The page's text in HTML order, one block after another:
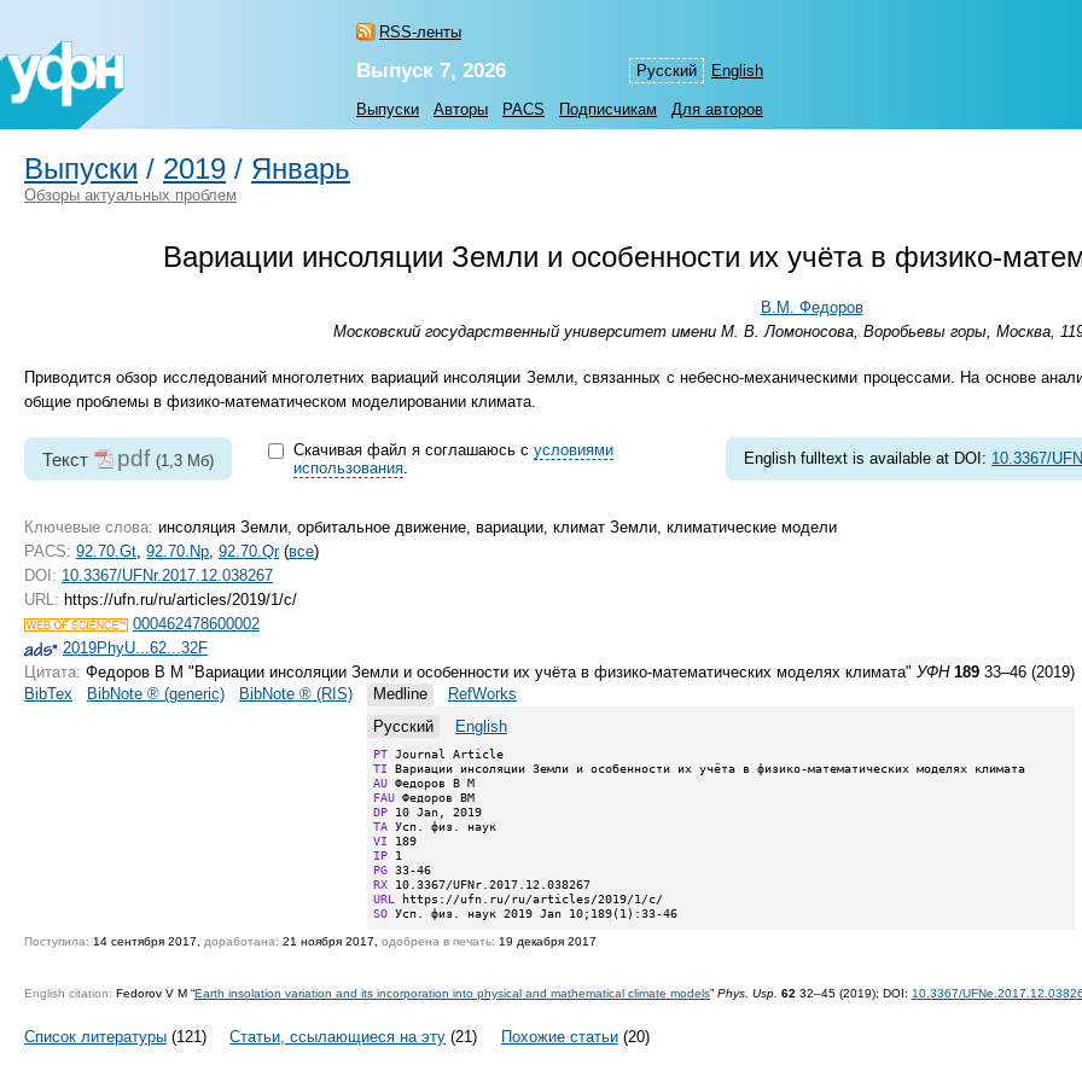
RSS-ленты
Русский English
Выпуск 7, 2026
Выпуски Авторы PACS Подписчикам Для авторов
Выпуски / 2019 / Январь
Обзоры актуальных проблем
Вариации инсоляции Земли и особенности их учёта в физико-
В.М. Федоров
Московский государственный университет имени М. В. Ломоносова, Воробьевы горы, Москва,
Приводится обзор исследований многолетних вариаций инсоляции Земли, связанных с небесно-механическими процессами. На основе
общие проблемы в физико-математическом моделировании климата.
Текст pdf (1,3 Мб)
Скачивая файл я соглашаюсь с условиями
использования.
English fulltext is available at DOI: 10.3367/
Ключевые слова: инсоляция Земли, орбитальное движение, вариации, климат Земли, климатические модели
PACS: 92.70.Gt 92.70.Np 92.70.Qr(все)
DOI: 10.3367/UFNr.2017.12.038267
URL: https://ufn.ru/ru/articles/2019/1/c/
000462478600002
2019PhyU...62...32F
Цитата: Федоров В М "Вариации инсоляции Земли и особенности их учёта в физико-математических моделях климата" УФН 189 33–46 (2019)
BibTex
BibNote ® (generic) BibNote ® (RIS) Medline
RefWorks
Русский
English
PT
TI
AU
FAU
DP
TA
VI
IP
PG
RX
URL
SO Усп. физ. наук 2019 Jan 10;189(1):33-46
Поступила: 14 сентября 2017, доработана: 21 ноября 2017, одобрена в печать: 19 декабря 2017
English citation: Fedorov V M “Earth insolation variation and its incorporation into physical and mathematical climate models” Phys. Usp. 62 32–45 (2019); DOI: 10.3367/
Список литературы (121) Статьи, ссылающиеся на эту (21) Похожие статьи(20)